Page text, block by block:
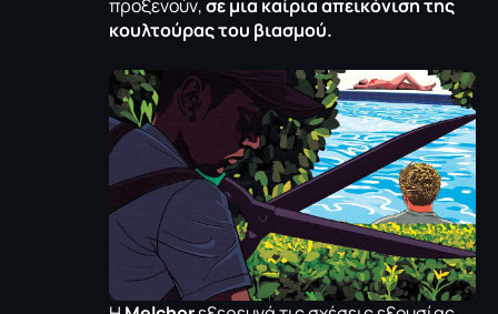
προξενούν,σε μια καίρια απεικόνιση της
κουλτούρας του βιασμού.